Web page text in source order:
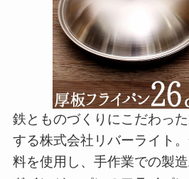
鉄とものづくりにこだわっ
する株式会社リバーライト
料を使用し、手作業での製